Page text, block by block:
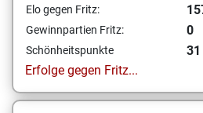
Elo gegen Fritz:
Gewinnpartien Fritz: 0
Schönheitspunkte
31
Erfolge gegen Fritz...